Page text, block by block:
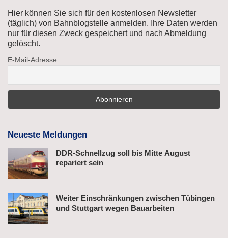
Hier können Sie sich für den kostenlosen Newsletter
(täglich) von Bahnblogstelle anmelden. Ihre Daten werden
nur für diesen Zweck gespeichert und nach Abmeldung
gelöscht.
E-Mail-Adresse:
Neueste Meldungen
DDR-Schnellzug soll bis Mitte August
repariert sein
Weiter Einschränkungen zwischen Tübingen
und Stuttgart wegen Bauarbeiten